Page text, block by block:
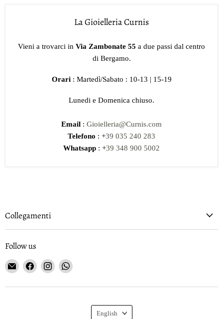
La Gioielleria Curnis
Vieni a trovarci in Via Zambonate 55 a due passi dal centro
di Bergamo.
Orari : Martedì/Sabato : 10-13 | 15-19
Lunedi e Domenica chiuso.
Email : Gioielleria@Curnis.com
Telefono : +39 035 240 283
Whatsapp : +39 348 900 5002
Collegamenti
Follow us
Email
Gioielleria
Curnis
Find
on
Find
on
Find
on
Language
English